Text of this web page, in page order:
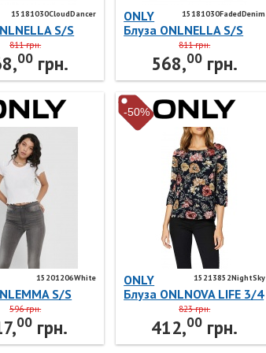
15181030CloudDancer
S/S
TOP NOOS JRS
Cloud Dancer
811 грн.
00 грн.
15181030FadedDenim
ONLY
Блуза ONLNELLA S/S
BUTTON TOP NOOS JRS
15181030 Faded Denim
ONLY
811 грн.
568,00 грн.
15201206White
S/S
NOOS JRS
White ONLY
596 грн.
00грн.
-50%
15213852NightSky
ONLY
Блуза ONLNOVA LIFE 3/4
SLEEVE TOP AOP WVN 5
15213852 Night Sky
823 грн.
412,00 грн.